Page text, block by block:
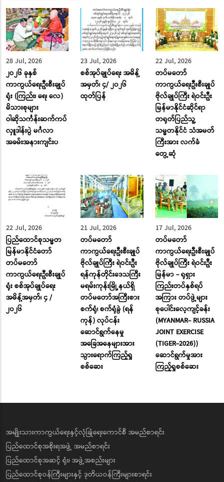
28 Jul, 2026
၂ဝ၂၆ ခုနှစ်
ကာကွယ်ရေးဦးစီးချုပ်
ရုံး (ကြည်း၊ ရေ၊ လေ)
မိသားစုများ
ဝါဆိုသင်္ကန်းဆက်ကပ်
လှူဒါန်းပွဲ မင်္ဂလာ
အခမ်းအနားကျင်းပ
23 Jul, 2026
စစ်အုပ်ချုပ်ရေး အမိန့်
အမှတ်၊ ၄/ ၂၀၂၆
ထုတ်ပြန်
22 Jul, 2026
တပ်မတော်
ကာကွယ်ရေးဦးစီးချုပ်
ဗိုလ်ချုပ်ကြီး ရဲဝင်းဦး
မြန်မာနိုင်ငံဆိုင်ရာ
တရုတ်ပြည်သူ့
သမ္မတနိုင်ငံ သံအမတ်
ကြီးအား လက်ခံ
တွေ့ဆုံ
22 Jul, 2026
ပြည်ထောင်စုသမ္မတ
မြန်မာနိုင်ငံတော်
တပ်မတော်
ကာကွယ်ရေးဦးစီးချုပ်
ရုံး စစ်အုပ်ချုပ်ရေး
အမိန့်အမှတ်၊ ၄ /
၂၀၂၆
21 Jul, 2026
တပ်မတော်
ကာကွယ်ရေးဦးစီးချုပ်
ဗိုလ်ချုပ်ကြီး ရဲဝင်းဦး
ရန်ကုန်တိုင်းဒေသကြီး
မရမ်းကုန်းမြို့နယ်ရှိ
တပ်မတော်အကြီးစား
စက်ရုံ၊ စက်ရုံခွဲ (ရန်
ကုန်) လုပ်ငန်း
ဆောင်ရွက်နေမှု
အခြေအနေများအား
သွားရောက်ကြည့်ရှု
စစ်ဆေး
17 Jul, 2026
တပ်မတော်
ကာကွယ်ရေးဦးစီးချုပ်
ဗိုလ်ချုပ်ကြီး ရဲဝင်းဦး
မြန်မာ - ရုရှား
ကြည်းတပ်နှစ်ရပ်
အကြား တပ်ဖွဲ့များ
စုပေါင်းလေ့ကျင့်ခန်း
(MYANMAR- RUSSIA
JOINT EXERCISE
(TIGER-2026))
ဆောင်ရွက်မှုအား
ကြည့်ရှုစစ်ဆေး
အမျိုးသားကာကွယ်ရေးနှင့်လုံခြုံရေးကောင်စီ အမည်စာရင်း
ပြည်ထောင်စုအစိုးရအဖွဲ့ အမည်စာရင်း
ပြည်ထောင်စုအဆင့် ရုံး၊ အဖွဲ့အစည်းများ
ပြည်ထောင်စုဝန်ကြီးများနှင့် ဒုတိယဝန်ကြီးများစာရင်း